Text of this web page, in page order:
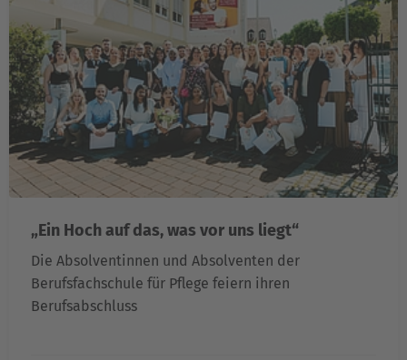
„Ein Hoch auf das, was vor uns liegt“
Die Absolventinnen und Absolventen der
Berufsfachschule für Pflege feiern ihren
Berufsabschluss